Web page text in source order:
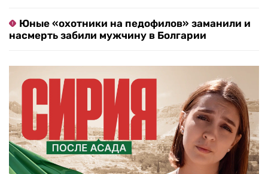
Юные «охотники на педофилов» заманили и
насмерть забили мужчину в Болгарии